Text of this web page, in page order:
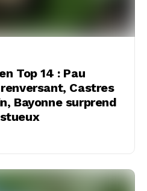
Top 14 : Pau
Castres
Bayonne surprend